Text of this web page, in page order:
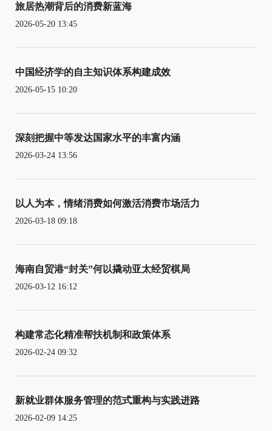
旅居热潮背后的消费新蓝海
2026-05-20 13:45
中国经济学的自主知识体系构建成效
2026-05-15 10:20
深刻把握中等发达国家水平的丰富内涵
2026-03-24 13:56
以人为本，情绪消费如何激活消费市场活力
2026-03-18 09:18
海南自贸港“封关”何以撬动亚太经贸棋局
2026-03-12 16:12
构建常态化精准帮扶机制和政策体系
2026-02-24 09:32
新就业群体服务管理的范式重构与实践进路
2026-02-09 14:25